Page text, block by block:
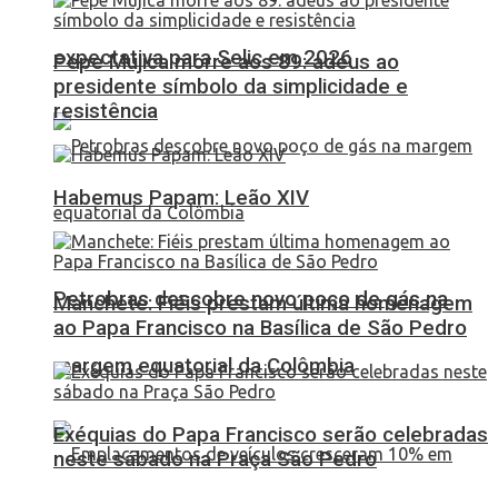
expectativa para Selic em 2026
Petrobras descobre novo poço de gás na
margem equatorial da Colômbia
Pepe Mujica morre aos 89: adeus ao
presidente símbolo da simplicidade e
resistência
Habemus Papam: Leão XIV
Manchete: Fiéis prestam última homenagem
ao Papa Francisco na Basílica de São Pedro
Exéquias do Papa Francisco serão celebradas
neste sábado na Praça São Pedro